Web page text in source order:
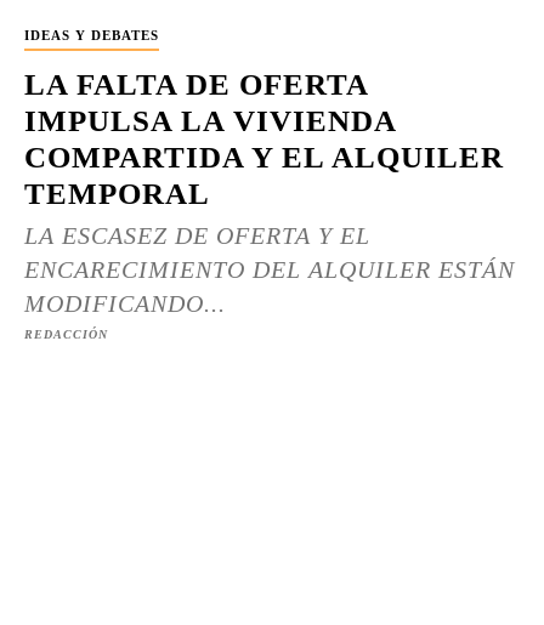
IDEAS Y DEBATES
LA FALTA DE OFERTA
IMPULSA LA VIVIENDA
COMPARTIDA Y EL ALQUILER
TEMPORAL
LA ESCASEZ DE OFERTA Y EL
ENCARECIMIENTO DEL ALQUILER ESTÁN
MODIFICANDO...
REDACCIÓN